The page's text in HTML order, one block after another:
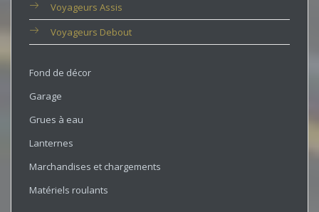
Voyageurs Assis
Voyageurs Debout
Fond de décor
Garage
Grues à eau
Lanternes
Marchandises et chargements
Matériels roulants